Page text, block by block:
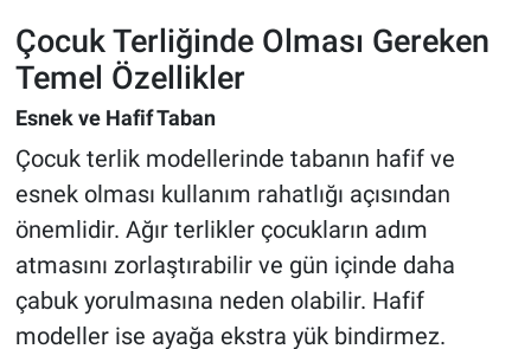
Çocuk Terliğinde Olması Gereken
Temel Özellikler
Esnek ve Hafif Taban
Çocuk terlik modellerinde tabanın hafif ve
esnek olması kullanım rahatlığı açısından
önemlidir. Ağır terlikler çocukların adım
atmasını zorlaştırabilir ve gün içinde daha
çabuk yorulmasına neden olabilir. Hafif
modeller ise ayağa ekstra yük bindirmez.